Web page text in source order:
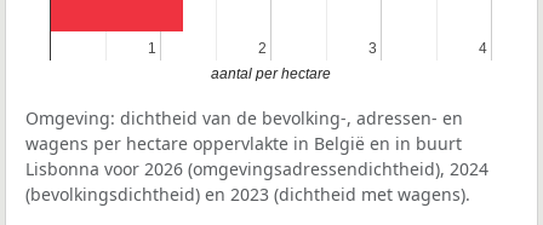
1
1 2
2 3
3 4
4
aantal per hectare
Omgeving: dichtheid van de bevolking-, adressen- en
wagens per hectare oppervlakte in België en in buurt
Lisbonna voor 2026 (omgevingsadressendichtheid), 2024
(bevolkingsdichtheid) en 2023 (dichtheid met wagens).